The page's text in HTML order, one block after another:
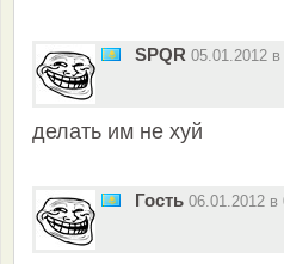
SPQR 05.01.2012
делать им не хуй
Гость 06.01.2012